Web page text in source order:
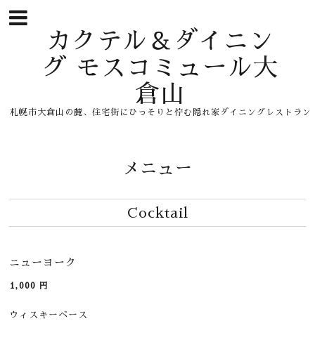
カクテル＆ダイニン
グ モスコミュール大
倉山
札幌市大倉山の麓、住宅街にひっそりと佇む隠れ家ダイニングレストラン
メニュー
Cocktail
ニューヨーク
1,000 円
ウィスキーベース